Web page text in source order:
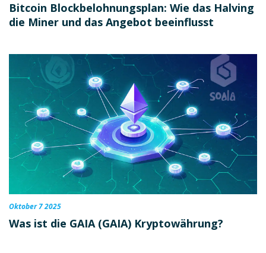
Bitcoin Blockbelohnungsplan: Wie das Halving
die Miner und das Angebot beeinflusst
Oktober 7 2025
Was ist die GAIA (GAIA) Kryptowährung?